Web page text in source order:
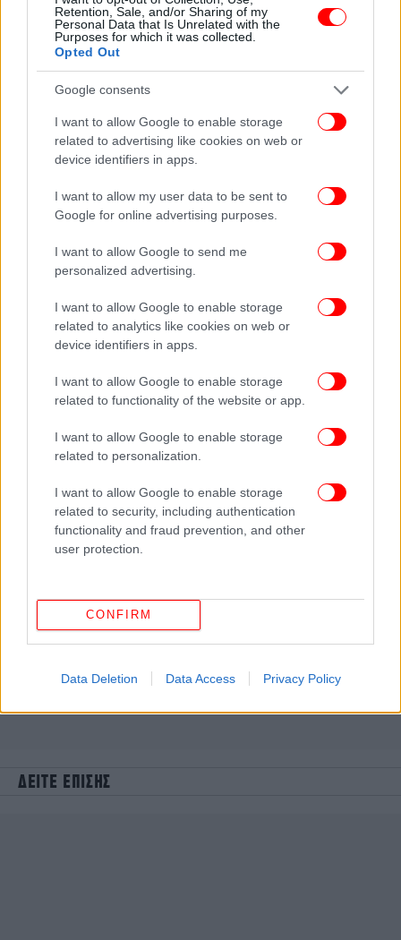
Retention, Sale, and/or Sharing of my
Personal Data that Is Unrelated with the
Purposes for which it was collected.
Opted Out
Google consents
I want to allow Google to enable storage
related to advertising like cookies on web or
device identifiers in apps.
I want to allow my user data to be sent to
Google for online advertising purposes.
I want to allow Google to send me
personalized advertising.
I want to allow Google to enable storage
related to analytics like cookies on web or
device identifiers in apps.
I want to allow Google to enable storage
related to functionality of the website or app.
I want to allow Google to enable storage
related to personalization.
I want to allow Google to enable storage
related to security, including authentication
functionality and fraud prevention, and other
user protection.
CONFIRM
Data Deletion Data Access Privacy Policy
Ακολουθήστε το στο Google News
και μάθετε
πρώτοι όλες τις ειδήσεις
Δείτε όλες τις τελευταίες
από την Ελλάδα και τον Κόσμο,
ΔΙΑΒΑΣΤΕ ΠΕΡΙΣΣΟΤΕΡΑ ΠΥΡΟΒΟΛΙΣΜΟΊ
ΔΕΙΤΕ ΕΠΙΣΗΣ